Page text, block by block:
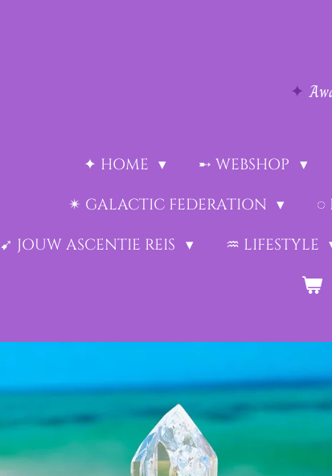
✦
✦ HOME ➸ WEBSHOP
✴︎ GALACTIC FEDERATION
◌
➹ JOUW ASCENTIE REIS
♒︎ LIFESTYLE